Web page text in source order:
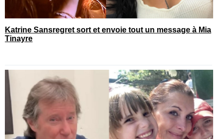
Katrine Sansregret sort et envoie tout un message à Mia
Tinayre